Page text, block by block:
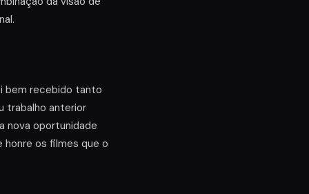
bem recebido tanto
trabalho anterior
nova oportunidade
honre os filmes que o